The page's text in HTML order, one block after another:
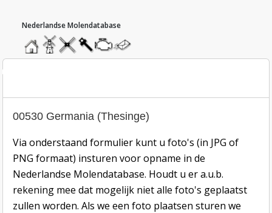
homemolendatabase
roedendatabase
assendatabase
motorendatabase
stuur
een
inzend-formulier
00530 Germania (Thesinge)
Via onderstaand formulier kunt u foto's (in JPG of
PNG formaat) insturen voor opname in de
Nederlandse Molendatabase. Houdt u er a.u.b.
rekening mee dat mogelijk niet alle foto's geplaatst
zullen worden. Als we een foto plaatsen sturen we